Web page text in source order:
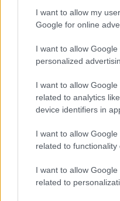
I want to allow my
Google for online
I want to allow
personalized
I want to allow
related to analytics
device identifiers in
I want to allow
related to functionality
I want to allow
related to
Leeds United Manchester
AC MilanvsManchester
ELŐZŐ MÉRKŐZÉSEK
Támogatás
a